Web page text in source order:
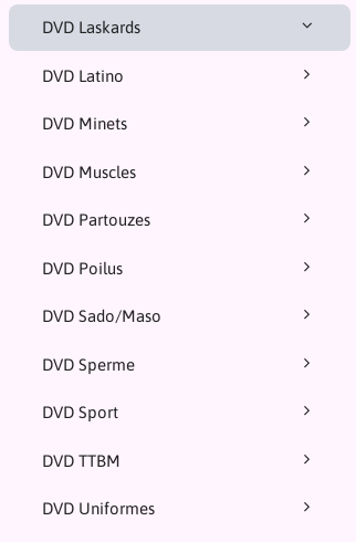
DVD Laskards
DVD Latino
DVD Minets
DVD Muscles
DVD Partouzes
DVD Poilus
DVD Sado/Maso
DVD Sperme
DVD Sport
DVD TTBM
DVD Uniformes